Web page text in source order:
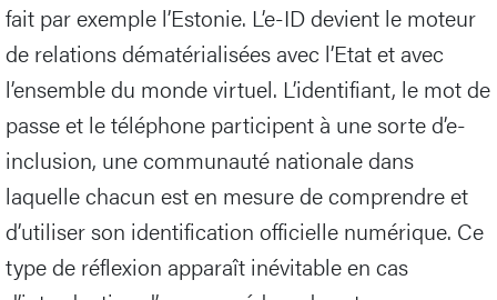
fait par exemple l’Estonie. L’e-ID devient le moteur
de relations dématérialisées avec l’Etat et avec
l’ensemble du monde virtuel. L’identifiant, le mot de
passe et le téléphone participent à une sorte d’e-
inclusion, une communauté nationale dans
laquelle chacun est en mesure de comprendre et
d’utiliser son identification officielle numérique. Ce
type de réflexion apparaît inévitable en cas